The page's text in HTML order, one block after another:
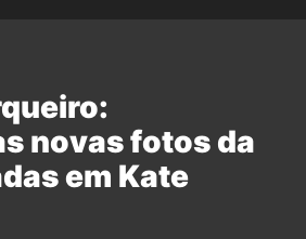
novas fotos da
em Kate